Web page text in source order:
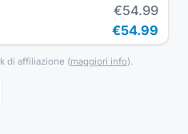
€54.99
€54.99
di affiliazione (maggiori info).